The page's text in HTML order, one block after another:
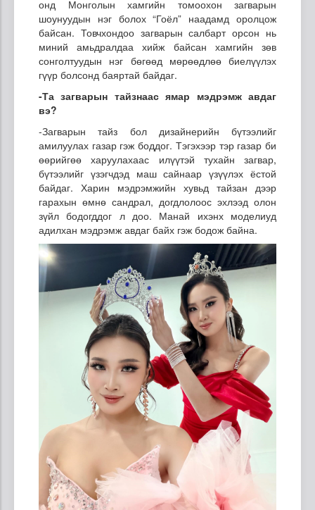
онд Монголын хамгийн томоохон загварын
шоунуудын нэг болох “Гоёл” наадамд оролцож
байсан. Товчхондоо загварын салбарт орсон нь
миний амьдралдаа хийж байсан хамгийн зөв
сонголтуудын нэг бөгөөд мөрөөдлөө биелүүлэх
гүүр болсонд баяртай байдаг.
-Та загварын тайзнаас ямар мэдрэмж авдаг
вэ?
-Загварын тайз бол дизайнерийн бүтээлийг
амилуулах газар гэж боддог. Тэгэхээр тэр газар би
өөрийгөө харуулахаас илүүтэй тухайн загвар,
бүтээлийг үзэгчдэд маш сайнаар үзүүлэх ёстой
байдаг. Харин мэдрэмжийн хувьд тайзан дээр
гарахын өмнө сандрал, догдлолоос эхлээд олон
зүйл бодогддог л доо. Манай ихэнх моделиуд
адилхан мэдрэмж авдаг байх гэж бодож байна.